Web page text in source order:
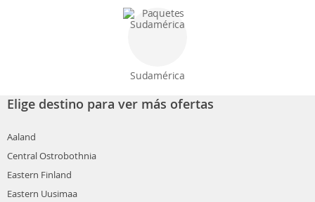
Sudamérica
Elige destino para ver más ofertas
Aaland
Central Ostrobothnia
Eastern Finland
Eastern Uusimaa